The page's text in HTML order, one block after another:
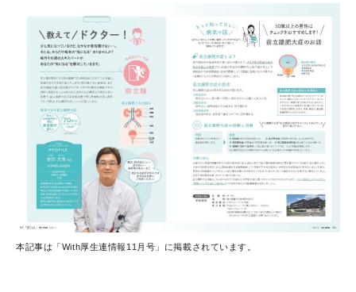
本記事は「With厚生連情報11月号」に掲載されています。